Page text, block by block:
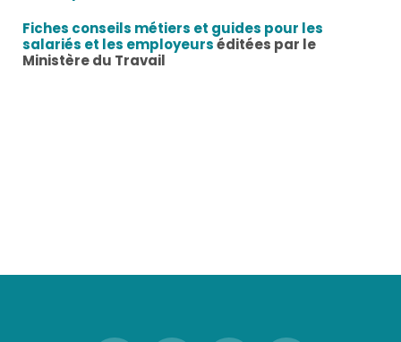
Fiches conseils métiers et guides pour les
salariés et les employeurséditées par le
Ministère du Travail